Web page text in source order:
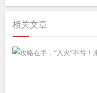
相关文章